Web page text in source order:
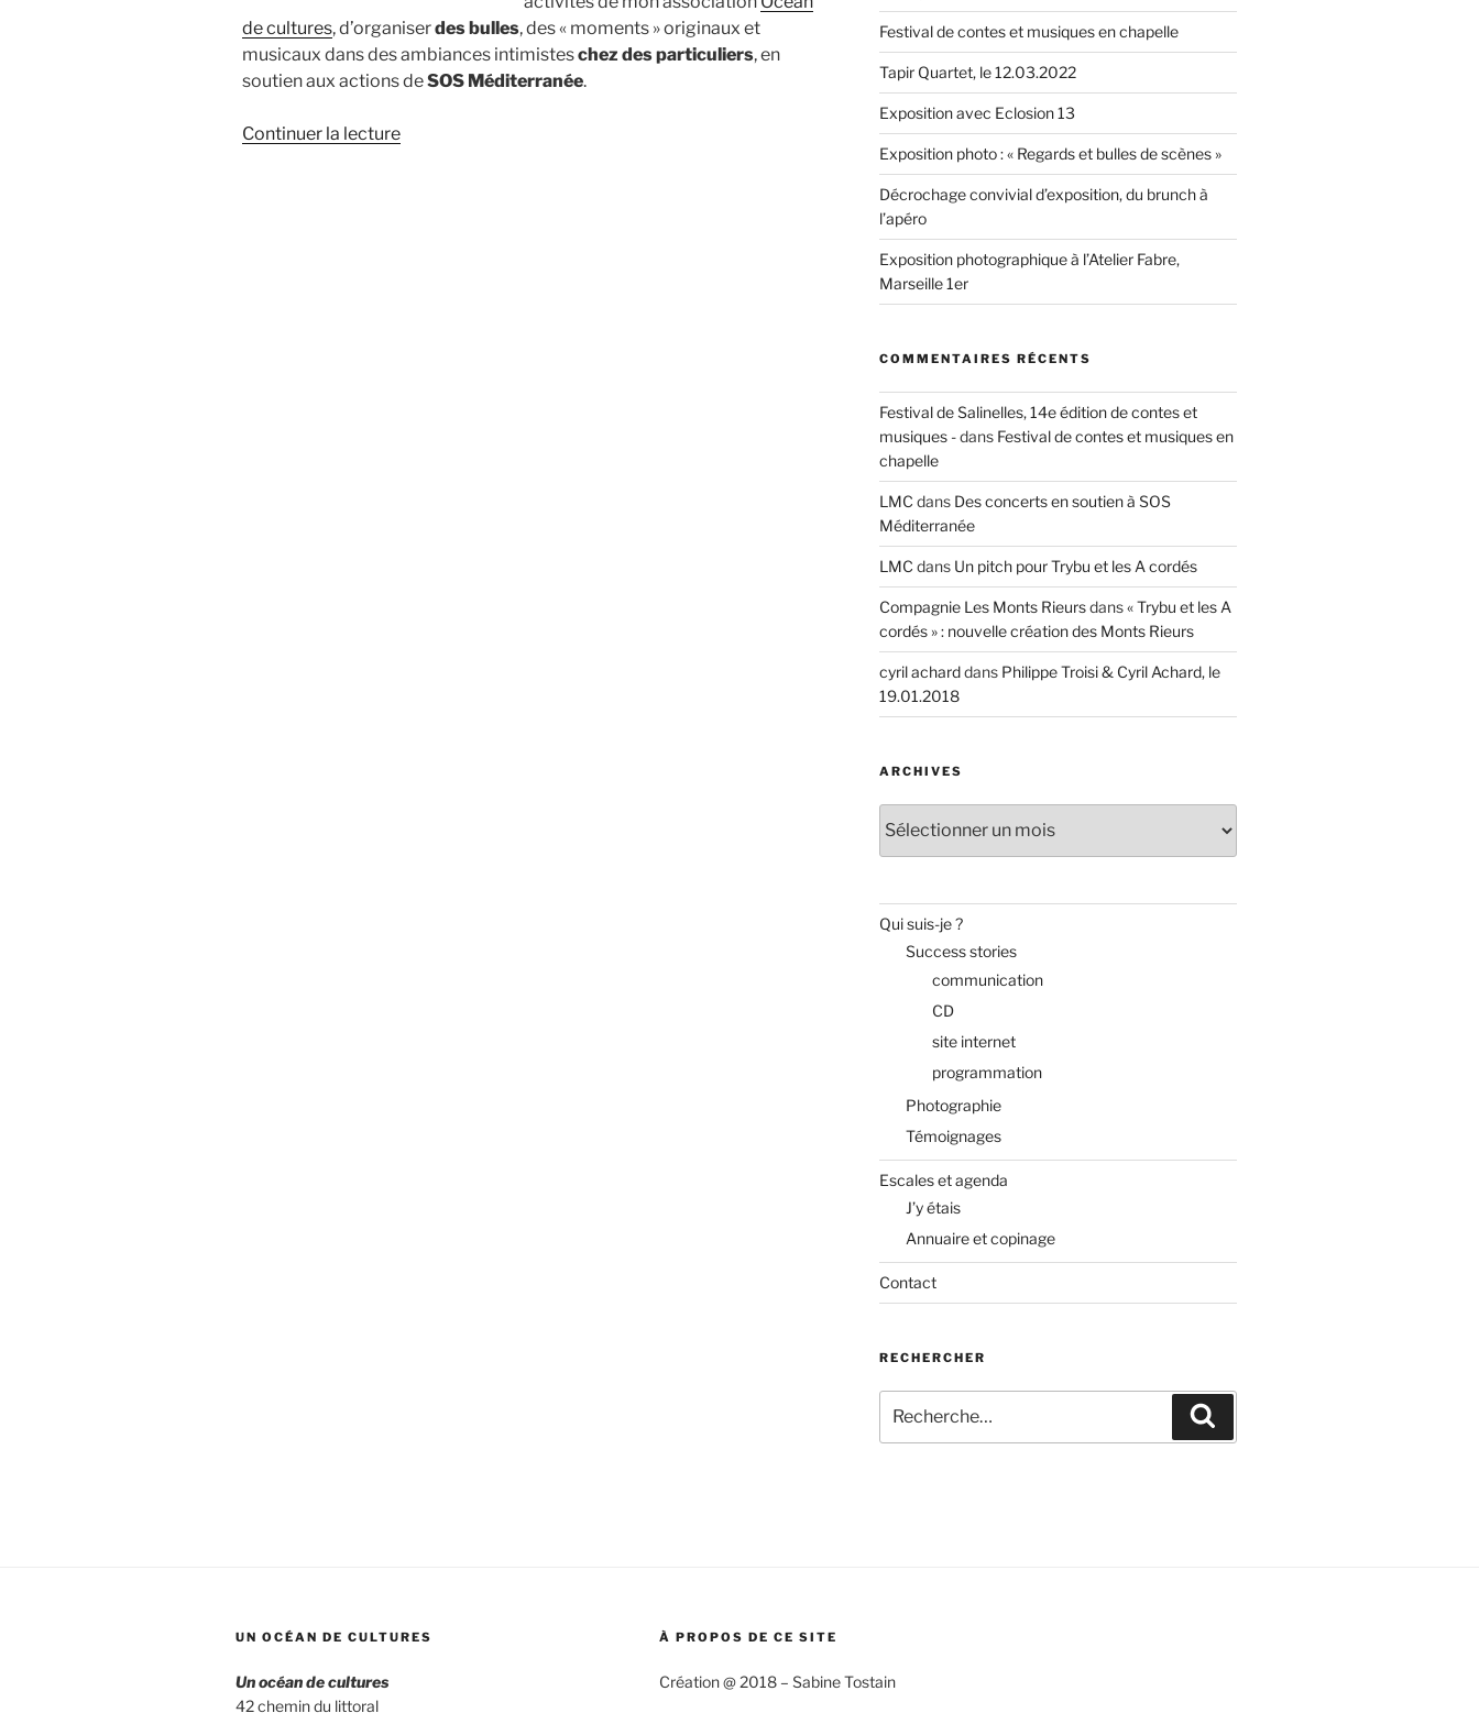
de cultures, d’organiserdes bulles, des « moments » originaux et
musicaux dans des ambiances intimisteschez des particuliers, en
soutien aux actions deSOS Méditerranée.
Continuer la lecturede
Festival de contes et musiques en chapelle
Tapir Quartet, le 12.03.2022
Exposition avec Eclosion 13
Exposition photo : « Regards et bulles de scènes »
Décrochage convivial d’exposition, du brunch à
l’apéro
Exposition photographique à l’Atelier Fabre,
Marseille 1er
COMMENTAIRES RÉCENTS
Festival de Salinelles, 14e édition de contes et
musiques -dans Festival de contes et musiques en
chapelle
LMC dans Des concerts en soutien à SOS
Méditerranée
LMC dans Un pitch pour Trybu et les A cordés
Compagnie Les Monts Rieursdans« Trybu et les A
cordés » : nouvelle création des Monts Rieurs
cyril acharddans Philippe Troisi & Cyril Achard, le
19.01.2018
ARCHIVES
Qui suis-je ?
Success stories
communication
CD
site internet
programmation
Photographie
Témoignages
Escales et agenda
J’y étais
Annuaire et copinage
Contact
RECHERCHER
pour
:
UN OCÉAN DE CULTURES
Un océan de cultures
42 chemin du littoral
À PROPOS DE CE SITE
Création @ 2018 – Sabine Tostain